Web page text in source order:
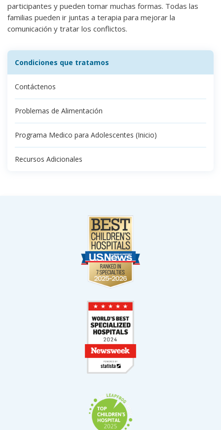
participantes y pueden tomar muchas formas. Todas las
familias pueden ir juntas a terapia para mejorar la
comunicación y tratar los conflictos.
Condiciones que tratamos
Contáctenos
Problemas de Alimentación
Programa Medico para Adolescentes (Inicio)
Recursos Adicionales